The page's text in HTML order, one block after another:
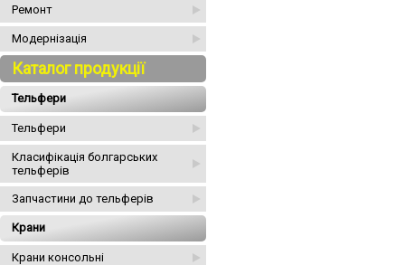
Ремонт
Модернізація
Каталог продукції
Тельфери
Тельфери
Класифікація болгарських
тельферів
Запчастини до тельферів
Крани
Крани консольні